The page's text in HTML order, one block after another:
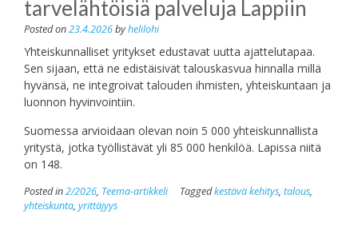
tarvelähtöisiä palveluja Lappiin
Posted on23.4.2026byhelilohi
Yhteiskunnalliset yritykset edustavat uutta ajattelutapaa.
Sen sijaan, että ne edistäisivät talouskasvua hinnalla millä
hyvänsä, ne integroivat talouden ihmisten, yhteiskuntaan ja
luonnon hyvinvointiin.
Suomessa arvioidaan olevan noin 5 000 yhteiskunnallista
yritystä, jotka työllistävät yli 85 000 henkilöä. Lapissa niitä
on 148.
Posted in2/2026, Teema-artikkeli Taggedkestävä kehitys, talous,
yhteiskunta, yrittäjyys